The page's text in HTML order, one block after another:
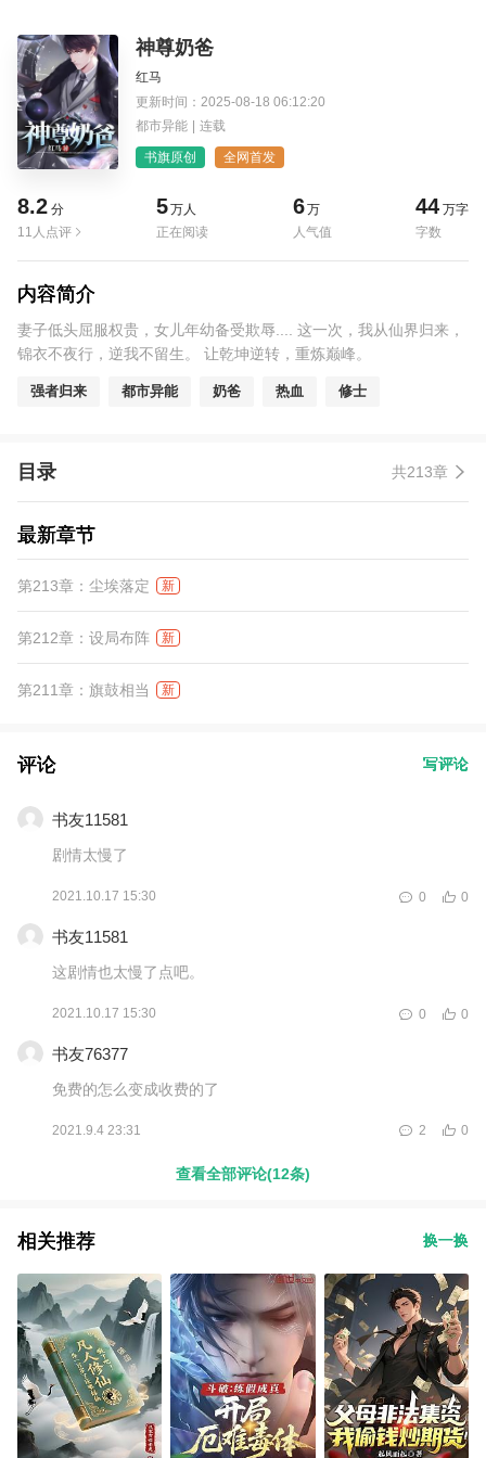
神尊奶爸
红马
更新时间：2025-08-18 06:12:20
都市异能
连载
书旗原创 全网首发
8.2 分
11人点评
5万人
正在阅读
6万
人气值
44 万字
字数
内容简介
妻子低头屈服权贵，女儿年幼备受欺辱.... 这一次，我从仙界归来，
锦衣不夜行，逆我不留生。 让乾坤逆转，重炼巅峰。
强者归来 都市异能 奶爸 热血 修士
目录 共213章
最新章节
第213章：尘埃落定 新
第212章：设局布阵 新
第211章：旗鼓相当 新
评论 写评论
书友11581
剧情太慢了
2021.10.17 15:30 0
0
书友11581
这剧情也太慢了点吧。
2021.10.17 15:30 0
0
书友76377
免费的怎么变成收费的了
2021.9.4 23:31 0
2
查看全部评论(12条)
相关推荐 换一换